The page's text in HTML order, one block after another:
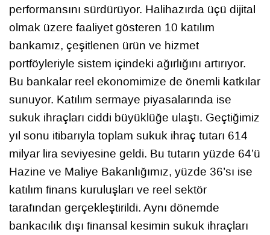
performansını sürdürüyor. Halihazırda üçü dijital
olmak üzere faaliyet gösteren 10 katılım
bankamız, çeşitlenen ürün ve hizmet
portföyleriyle sistem içindeki ağırlığını artırıyor.
Bu bankalar reel ekonomimize de önemli katkılar
sunuyor. Katılım sermaye piyasalarında ise
sukuk ihraçları ciddi büyüklüğe ulaştı. Geçtiğimiz
yıl sonu itibarıyla toplam sukuk ihraç tutarı 614
milyar lira seviyesine geldi. Bu tutarın yüzde 64’ü
Hazine ve Maliye Bakanlığımız, yüzde 36’sı ise
katılım finans kuruluşları ve reel sektör
tarafından gerçekleştirildi. Aynı dönemde
bankacılık dışı finansal kesimin sukuk ihraçları